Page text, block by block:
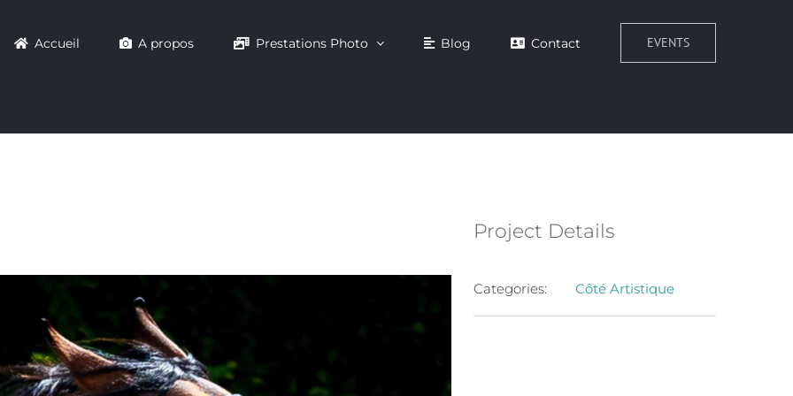
Accueil A propos Prestations Photo Blog Contact EVENTS
Project Details
Categories: Côté Artistique